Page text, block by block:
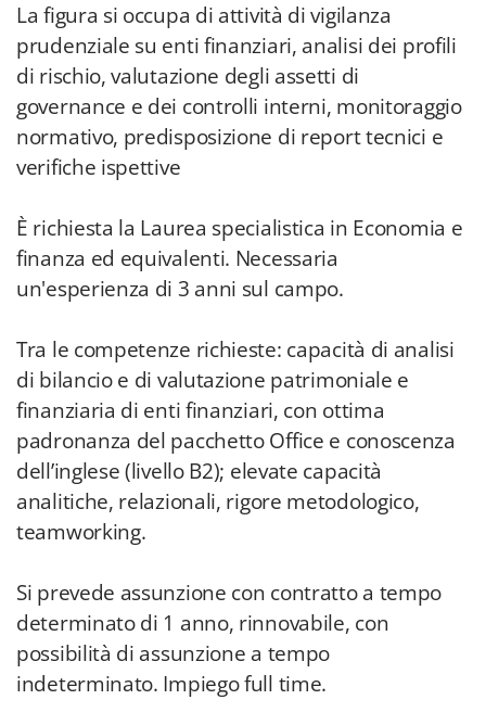
La figura si occupa di attività di vigilanza
prudenziale su enti finanziari, analisi dei profili
di rischio, valutazione degli assetti di
governance e dei controlli interni, monitoraggio
normativo, predisposizione di report tecnici e
verifiche ispettive
È richiesta la Laurea specialistica in Economia e
finanza ed equivalenti. Necessaria
un'esperienza di 3 anni sul campo.
Tra le competenze richieste: capacità di analisi
di bilancio e di valutazione patrimoniale e
finanziaria di enti finanziari, con ottima
padronanza del pacchetto Office e conoscenza
dell’inglese (livello B2); elevate capacità
analitiche, relazionali, rigore metodologico,
teamworking.
Si prevede assunzione con contratto a tempo
determinato di 1 anno, rinnovabile, con
possibilità di assunzione a tempo
indeterminato. Impiego full time.